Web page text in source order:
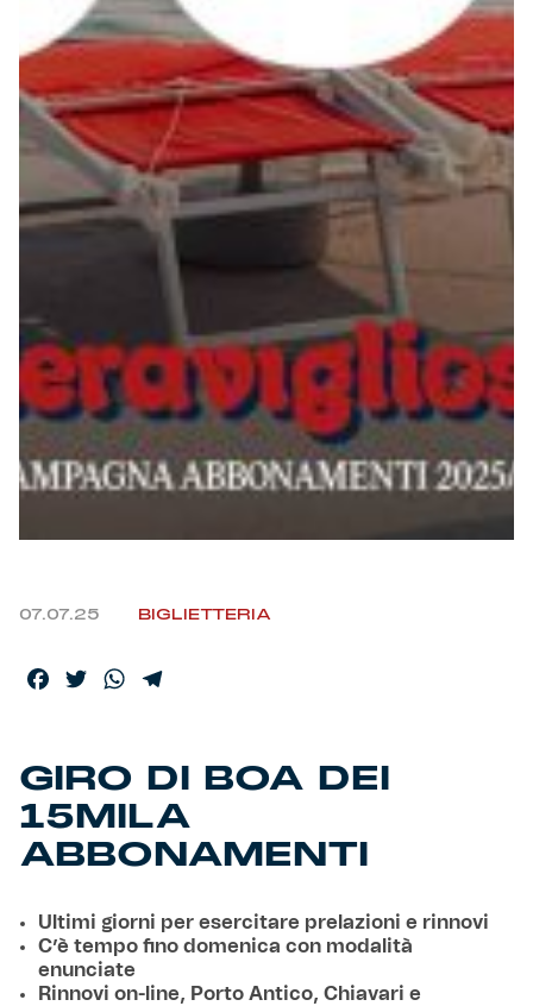
Robe di Kappa x Genoa
Vintage Collection
Red&Blue Voices
Kids
Accessori
Party
Outlet
Fortissimo batte il mio cuor
07.07.25 BIGLIETTERIA
Facebook
TwitterWhatsApp
GIRO DI BOA DEI
15MILA
ABBONAMENTI
Ultimi giorni per esercitare prelazioni e rinnovi
C’è tempo fino domenica con modalità
enunciate
Rinnovi on-line, Porto Antico, Chiavari e